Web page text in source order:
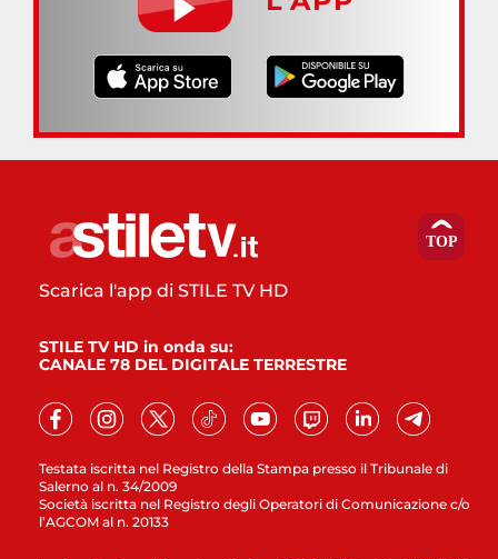
Testata iscritta nel Registro della Stampa presso il Tribunale di
Salerno al n. 34/2009
Società iscritta nel Registro degli Operatori di Comunicazione c/o
l’AGCOM al n. 20133
Scarica l'app di STILE TV HD
STILE TV HD in onda su:
CANALE 78 DEL DIGITALE TERRESTRE